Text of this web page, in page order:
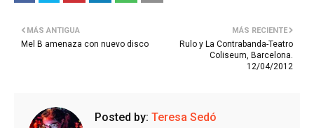
MÁS RECIENTE
Rulo y La Contrabanda-Teatro
Coliseum, Barcelona.
12/04/2012
MÁS ANTIGUA
Mel B amenaza con nuevo disco
Posted by: Teresa Sedó